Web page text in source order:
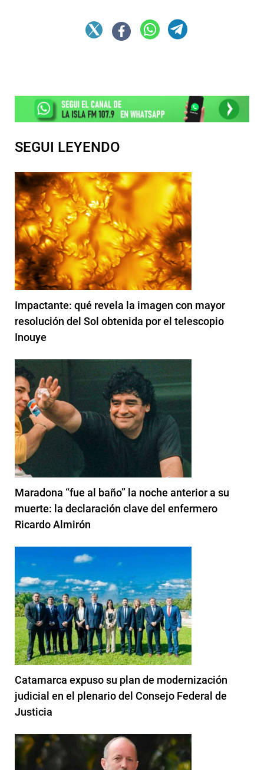
SEGUI LEYENDO
Impactante: qué revela la imagen con mayor
resolución del Sol obtenida por el telescopio
Inouye
Maradona “fue al baño” la noche anterior a su
muerte: la declaración clave del enfermero
Ricardo Almirón
Catamarca expuso su plan de modernización
judicial en el plenario del Consejo Federal de
Justicia